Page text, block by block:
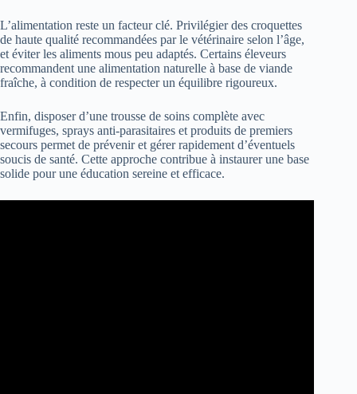
L’alimentation reste un facteur clé. Privilégier des croquettes
de haute qualité recommandées par le vétérinaire selon l’âge,
et éviter les aliments mous peu adaptés. Certains éleveurs
recommandent une alimentation naturelle à base de viande
fraîche, à condition de respecter un équilibre rigoureux.
Enfin, disposer d’une trousse de soins complète avec
vermifuges, sprays anti-parasitaires et produits de premiers
secours permet de prévenir et gérer rapidement d’éventuels
soucis de santé. Cette approche contribue à instaurer une base
solide pour une éducation sereine et efficace.